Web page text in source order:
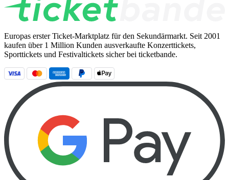
Europas erster Ticket-Marktplatz für den Sekundärmarkt. Seit 2001
kaufen über 1 Million Kunden ausverkaufte Konzerttickets,
Sporttickets und Festivaltickets sicher bei ticketbande.